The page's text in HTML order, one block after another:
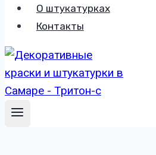
О штукатурках
Контакты